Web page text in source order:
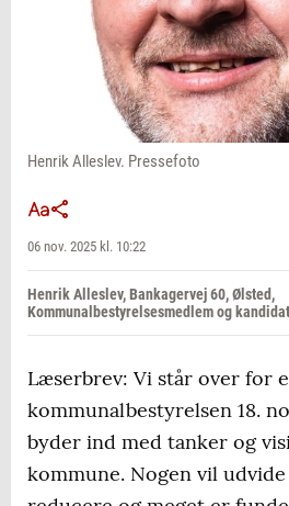
Henrik Alleslev. Pressefoto
06 nov. 2025 kl. 10:22
Henrik Alleslev, Bankagervej 60, Ølsted,
Kommunalbestyrelsesmedlem og
Læserbrev: Vi står over for
kommunalbestyrelsen 18.
byder ind med tanker og
kommune. Nogen vil